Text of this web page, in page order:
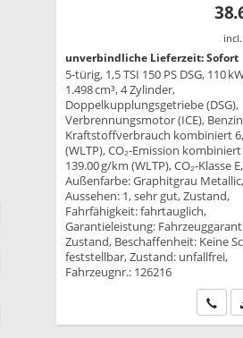
unverbindliche Lieferzeit: Sofort
5-türig, 1,5 TSI 150 PS DSG, 110
1.498 cm³, 4 Zylinder,
Doppelkupplungsgetriebe (DSG),
Verbrennungsmotor (ICE),
Kraftstoffverbrauch kombiniert
(WLTP), CO₂-Emission kombiniert
139.00 g/km (WLTP), CO₂-Klasse E,
Außenfarbe: Graphitgrau
Aussehen: 1, sehr gut, Zustand,
Fahrfähigkeit: fahrtauglich,
Garantieleistung:
Zustand, Beschaffenheit: Keine
feststellbar, Zustand: unfallfrei,
Fahrzeugnr.: 126216
Wir